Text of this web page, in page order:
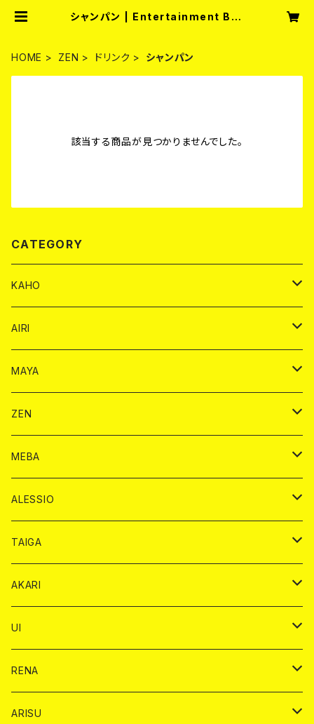
シャンパン | Entertainment Bar
HOME ZEN ドリンク シャンパン
該当する商品が見つかりませんでした。
CATEGORY
KAHO
シャンパンカード
モエシャンドン カード
ヴーヴクリコ カード
BAIKA カード
ノーマル カード
プレミアム カード
ドリンク カード
１ドリンクカード
ショット
チェキ カード
チェキ １５００円
AIRI
シャンパン カード
モエシャンドン カード
ヴーヴクリコ カード
BAIKA カード
ノーマル カード
プレミアム カード
ドリンク カード
１ドリンク カード
ショット
チェキ カード
チェキ １５００円
MAYA
ドリンク
1ドリンク
ショット
チェキ
BAIKA
ZEN
ドリンク
シャンパン
ショット
チェキ
BAIKA
MEBA
ドリンク
シャンパンカード
ドリンクカード
チップ
チェキ
ALESSIO
ドリンク
シャンパン
1ドリンク
チップ
TAIGA
ドリンク
シャンパン
1ドリンク
チップ
AKARI
ドリンク
1ドリンク
ショット
UI
バイカ
ドリンク
RENA
バイカ
ARISU